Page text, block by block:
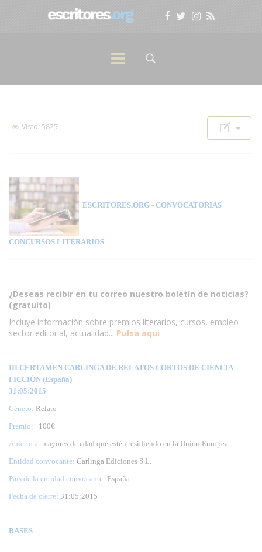
Visto: 5875
ESCRITORES.ORG - CONVOCATORIAS
CONCURSOS LITERARIOS
¿Deseas recibir en tu correo nuestro boletín de noticias?
(gratuito)
Incluye información sobre premios literarios, cursos, empleo
sector editorial, actualidad... Pulsa aqui
III CERTAMEN CARLINGA DE RELATOS CORTOS DE CIENCIA
FICCIÓN (España)
31:05:2015
Género: Relato
Premio: 100€
Abierto a: mayores de edad que estén residiendo en la Unión Europea
Entidad convocante: Carlinga Ediciones S.L.
País de la entidad convocante: España
Fecha de cierre: 31:05:2015
BASES